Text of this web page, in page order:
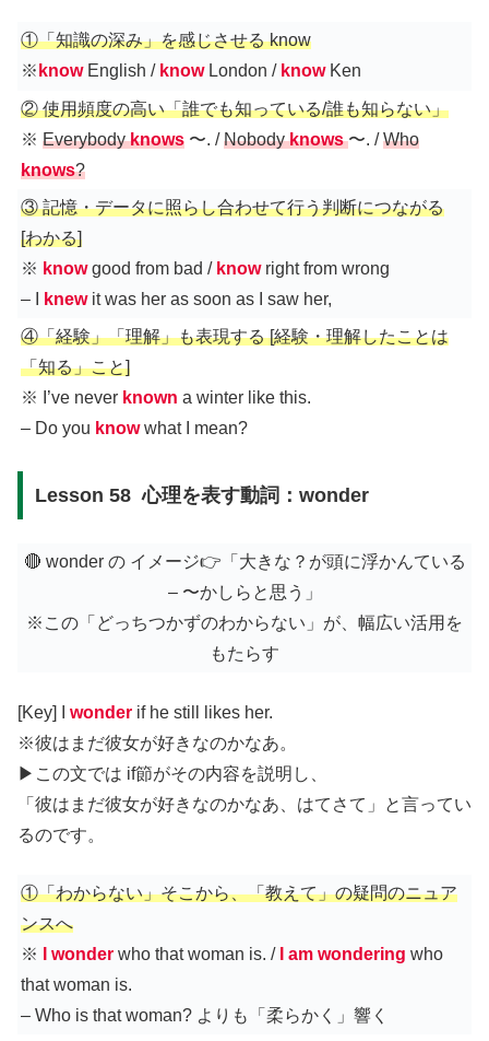
①「知識の深み」を感じさせる know
※ knowEnglish / knowLondon / knowKen
② 使用頻度の高い「誰でも知っている/誰も知らない」
※ Everybodyknows 〜. /Nobodyknows 〜. /Who
knows?
③ 記憶・データに照らし合わせて行う判断につながる
[わかる]
※ knowgood from bad / knowright from wrong
– I
knewit was her as soon as I saw her,
④「経験」「理解」も表現する [経験・理解したことは
「知る」こと]
※ I’ve never known a winter like this.
– Do you knowwhat I mean?
Lesson 58 心理を表す動詞：wonder
🔴 wonder の イメージ👉「大きな？が頭に浮かんている
– 〜かしらと思う」
※この「どっちつかずのわからない」が、幅広い活用を
もたらす
[Key] I wonder if he still likes her.
※彼はまだ彼女が好きなのかなあ。
▶︎この文では if節がその内容を説明し、
「彼はまだ彼女が好きなのかなあ、はてさて」と言ってい
るのです。
①「わからない」そこから、「教えて」の疑問のニュア
ンスへ
※
I wonder who that woman is. / I am wondering who
that woman is.
– Who is that woman? よりも「柔らかく」響く